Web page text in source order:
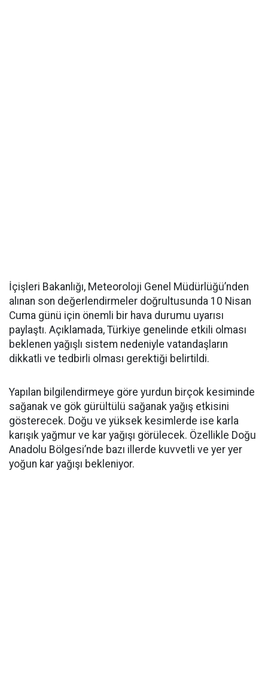
İçişleri Bakanlığı, Meteoroloji Genel Müdürlüğü’nden
alınan son değerlendirmeler doğrultusunda 10 Nisan
Cuma günü için önemli bir hava durumu uyarısı
paylaştı. Açıklamada, Türkiye genelinde etkili olması
beklenen yağışlı sistem nedeniyle vatandaşların
dikkatli ve tedbirli olması gerektiği belirtildi.
Yapılan bilgilendirmeye göre yurdun birçok kesiminde
sağanak ve gök gürültülü sağanak yağış etkisini
gösterecek. Doğu ve yüksek kesimlerde ise karla
karışık yağmur ve kar yağışı görülecek. Özellikle Doğu
Anadolu Bölgesi’nde bazı illerde kuvvetli ve yer yer
yoğun kar yağışı bekleniyor.